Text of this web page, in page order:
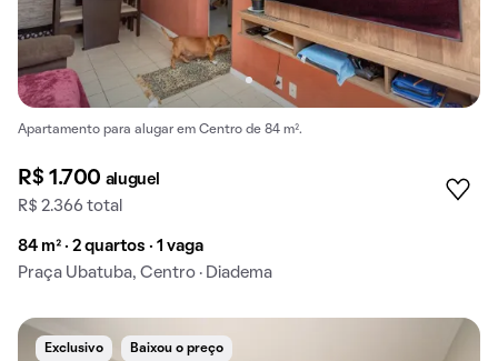
Apartamento para alugar em Centro de 84 m².
R$ 1.700 aluguel
R$ 2.366 total
84 m² · 2 quartos · 1 vaga
Praça Ubatuba, Centro · Diadema
Exclusivo Baixou o preço